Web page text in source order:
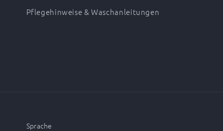
Pflegehinweise & Waschanleitungen
Sprache